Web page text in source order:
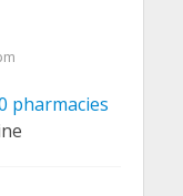
pharmacies